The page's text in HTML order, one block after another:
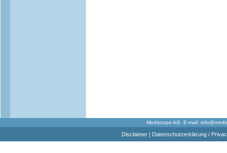
Mediscope AG E-mail:
Disclaimer| Datenschutzerklärung /